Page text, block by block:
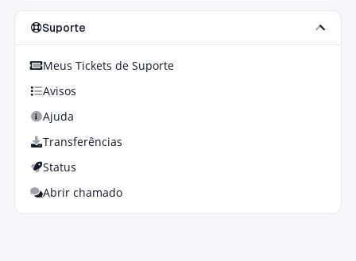
Suporte
Meus Tickets de Suporte
Avisos
Ajuda
Transferências
Status
Abrir chamado